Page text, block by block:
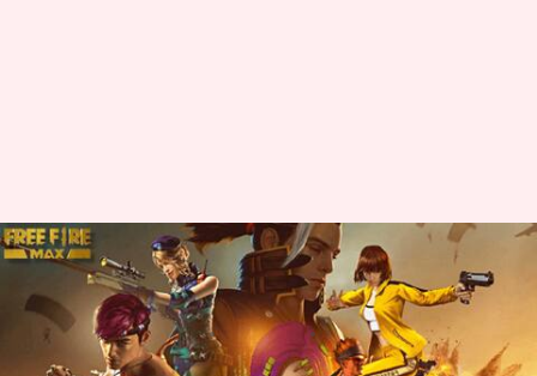
జనవరి 27న వచ్చే Free Fire MAX
కోడ్స్ రీడీమ్ విధానం
వ్రాసిన వారు Nishkala Sathivada Jan 27, 2023 01:18 pm